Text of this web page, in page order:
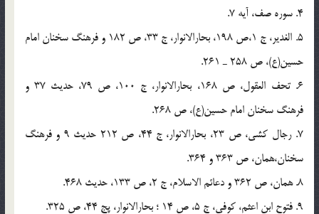
4. سوره صف، آیه 7.
5. الغدیر، ج 1،ص 198، بحارالانوار، ج 33، ص 182 و فرهنگ سخنان امام
حسین(ع)، ص 258 ـ 261.
6. تحف العقول، ص 168، بحارالانوار، ج 100، ص 79، حدیث 37 و
فرهنگ سخنان امام حسین(ع)، ص 268.
7. رجال کشی، ص 23، بحارالانوار، ج 44، ص 212 حدیث 9 و فرهنگ
سخنان،همان، ص 363 و 364.
8. همان، ص 362 و دعائم الاسلام، ج 2، ص 133، حدیث 468.
9. فتوح ابن اعثم، کوفی، ج 5، ص 14 ؛ بحارالانوار، پج 44، ص 325.